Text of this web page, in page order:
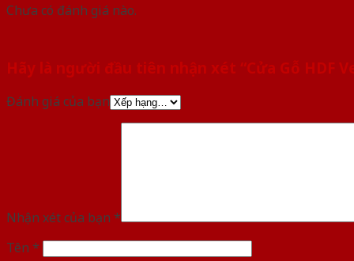
Chưa có đánh giá nào.
Hãy là người đầu tiên nhận xét “Cửa Gỗ HDF
Đánh giá của bạn
Nhận xét của bạn *
Tên *